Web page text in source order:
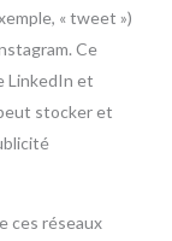
« tweet »)
Ce
LinkedIn et
stocker et
ces réseaux